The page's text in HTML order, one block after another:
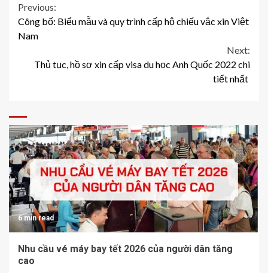
Continue
Reading
Previous:
Công bố: Biểu mẫu và quy trình cấp hộ chiếu vắc xin Việt
Nam
Next:
Thủ tục, hồ sơ xin cấp visa du học Anh Quốc 2022 chi
tiết nhất
6 min read
Nhu cầu vé máy bay tết 2026 của người dân tăng
cao